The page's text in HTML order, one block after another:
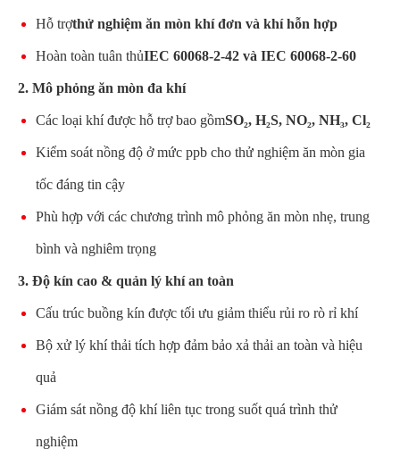
Hỗ trợthử nghiệm ăn mòn khí đơn và khí hỗn hợp
Hoàn toàn tuân thủIEC 60068-2-42 và IEC 60068-2-60
2. Mô phỏng ăn mòn đa khí
Các loại khí được hỗ trợ bao gồmSO₂, H₂S, NO₂, NH₃, Cl₂
Kiểm soát nồng độ ở mức ppb cho thử nghiệm ăn mòn gia
tốc đáng tin cậy
Phù hợp với các chương trình mô phỏng ăn mòn nhẹ, trung
bình và nghiêm trọng
3. Độ kín cao & quản lý khí an toàn
Cấu trúc buồng kín được tối ưu giảm thiểu rủi ro rò rỉ khí
Bộ xử lý khí thải tích hợp đảm bảo xả thải an toàn và hiệu
quả
Giám sát nồng độ khí liên tục trong suốt quá trình thử
nghiệm